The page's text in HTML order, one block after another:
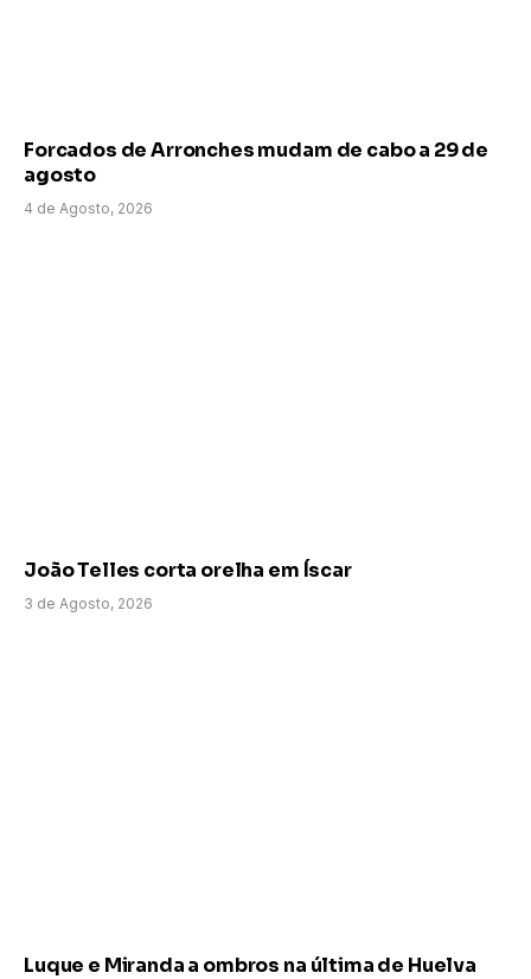
Forcados de Arronches mudam de cabo a 29 de
agosto
4 de Agosto, 2026
João Telles corta orelha em Íscar
3 de Agosto, 2026
Luque e Miranda a ombros na última de Huelva